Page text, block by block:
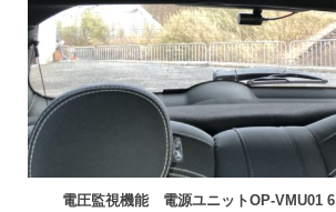
電圧監視機能 電源ユニットOP-VMU01